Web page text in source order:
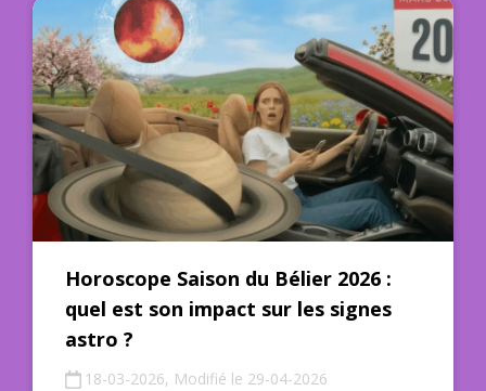
Horoscope Saison du Bélier 2026 :
quel est son impact sur les signes
astro ?
18-03-2026, Modifié le 29-04-2026